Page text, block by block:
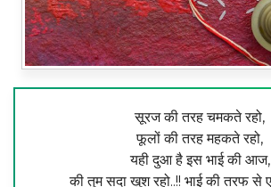
सूरज की तरह चमकते रहो,
फूलों की तरह महकते रहो,
यही दुआ है इस भाई की आज,
की तुम सदा खुश रहो..!! भाई की तरफ से